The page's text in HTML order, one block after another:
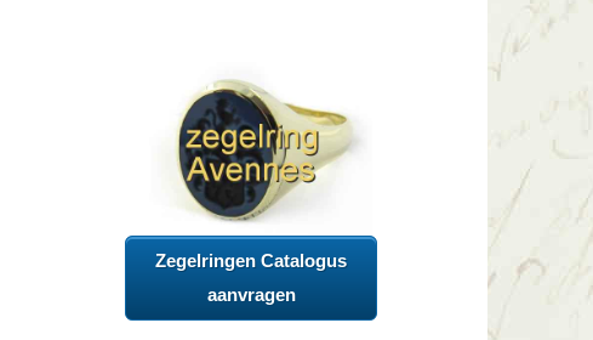
Zegelringen Catalogus
aanvragen